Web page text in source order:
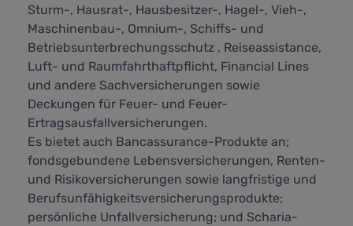
Sturm-, Hausrat-, Hausbesitzer-, Hagel-, Vieh-,
Maschinenbau-, Omnium-, Schiffs- und
Betriebsunterbrechungsschutz , Reiseassistance,
Luft- und Raumfahrthaftpflicht, Financial Lines
und andere Sachversicherungen sowie
Deckungen für Feuer- und Feuer-
Ertragsausfallversicherungen.
Es bietet auch Bancassurance-Produkte an;
fondsgebundene Lebensversicherungen, Renten-
und Risikoversicherungen sowie langfristige und
Berufsunfähigkeitsversicherungsprodukte;
persönliche Unfallversicherung; und Scharia-